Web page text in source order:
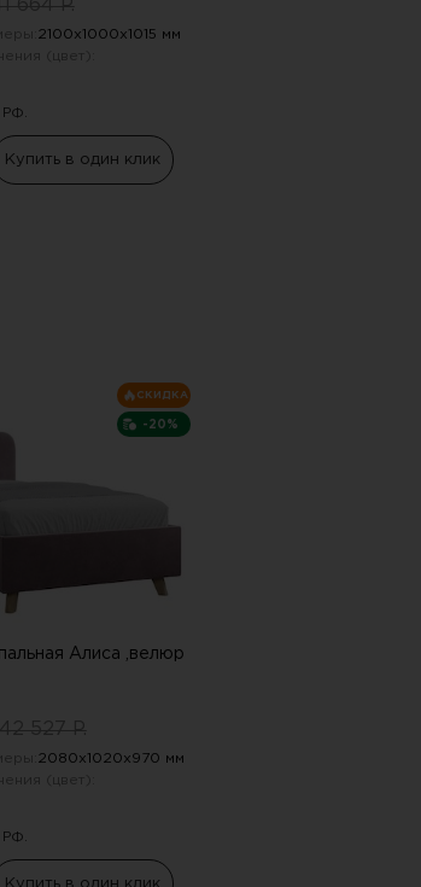
2100х1000х1015 мм
РФ.
Купить в один клик
-20%
СКИДКА
Алиса ,велюр
2080х1020х970 мм
РФ.
Купить в один клик